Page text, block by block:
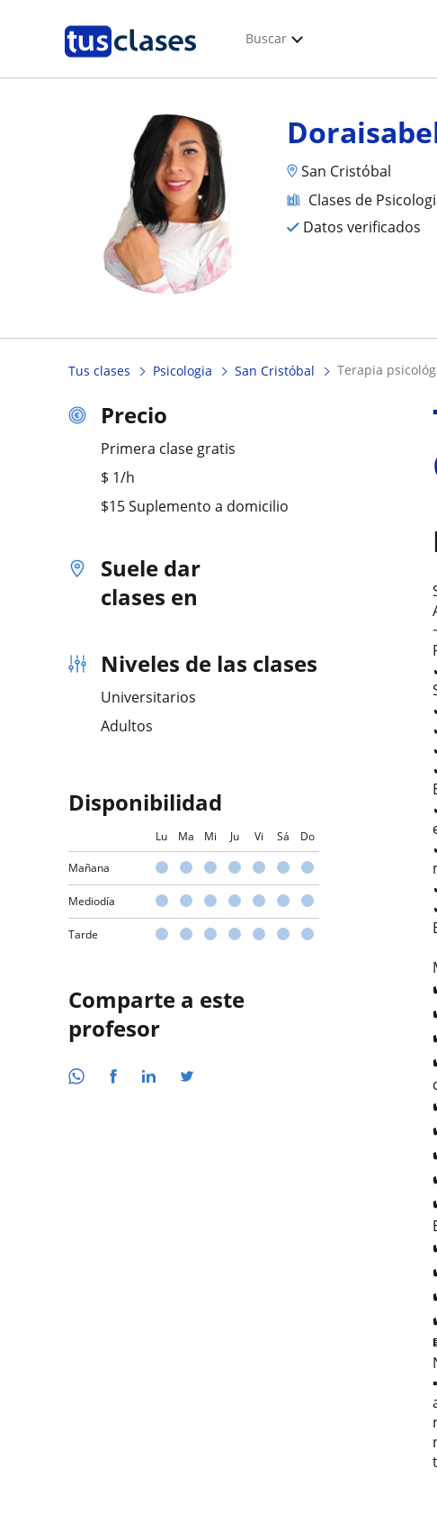
Buscar
San Cristóbal
Clases de
Datos verificados
Tus clases Psicologia San Cristóbal terapia
Precio
Primera clase gratis
$ 1/h
$15 Suplemento a domicilio
Suele dar
clases en
Niveles de las clases
Universitarios
Adultos
Disponibilidad
Lu Ma Mi Ju Vi Sá Do
Mañana
Mediodía
Tarde
Comparte a este
profesor